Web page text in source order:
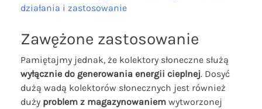
działania i zastosowanie
Zawężone zastosowanie
Pamiętajmy jednak, że kolektory słoneczne służą
wyłącznie do generowania energii cieplnej. Dosyć
dużą wadą kolektorów słonecznych jest również
duży problem z magazynowaniem wytworzonej